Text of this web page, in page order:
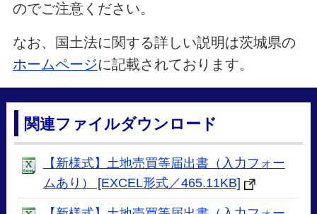
のでご注意ください。
なお、国土法に関する詳しい説明は茨城県の
ホームページに記載されております。
関連ファイルダウンロード
【新様式】土地売買等届出書（入力フォー
ムあり） [EXCEL形式／465.11KB]